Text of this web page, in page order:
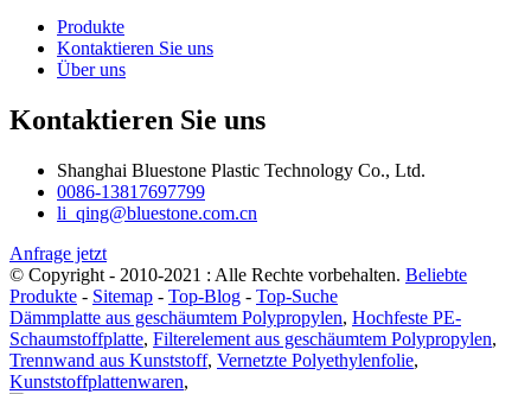
Produkte
Kontaktieren Sie uns
Über uns
Kontaktieren Sie uns
Shanghai Bluestone Plastic Technology Co., Ltd.
0086-13817697799
li_qing@bluestone.com.cn
Anfrage jetzt
© Copyright - 2010-2021 : Alle Rechte vorbehalten. Beliebte
Produkte - Sitemap - Top-Blog - Top-Suche
Dämmplatte aus geschäumtem Polypropylen, Hochfeste PE-
Schaumstoffplatte, Filterelement aus geschäumtem Polypropylen,
Trennwand aus Kunststoff, Vernetzte Polyethylenfolie,
Kunststoffplattenwaren,